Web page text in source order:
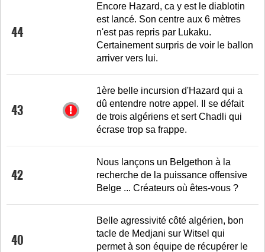
44
Encore Hazard, ca y est le diablotin
est lancé. Son centre aux 6 mètres
n'est pas repris par Lukaku.
Certainement surpris de voir le ballon
arriver vers lui.
43
1ère belle incursion d'Hazard qui a
dû entendre notre appel. Il se défait
de trois algériens et sert Chadli qui
écrase trop sa frappe.
42
Nous lançons un Belgethon à la
recherche de la puissance offensive
Belge ... Créateurs où êtes-vous ?
40
Belle agressivité côté algérien, bon
tacle de Medjani sur Witsel qui
permet à son équipe de récupérer le